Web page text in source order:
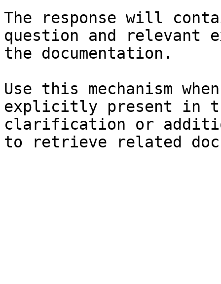
The response will
question and relevant
the documentation.
Use this mechanism
explicitly present in
clarification or